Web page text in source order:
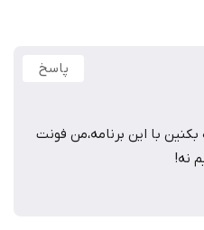
پاسخ
بکنین با این برنامه،من فونت
نه!